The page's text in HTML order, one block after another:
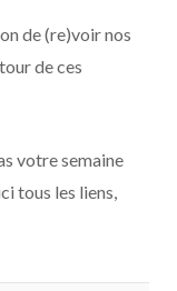
de (re)voir nos
de ces
votre semaine
tous les liens,